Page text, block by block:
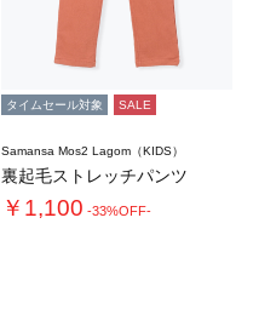
タイムセール対象 SALE
Samansa Mos2 Lagom（KIDS）
裏起毛ストレッチパンツ
￥1,100 -33%OFF-